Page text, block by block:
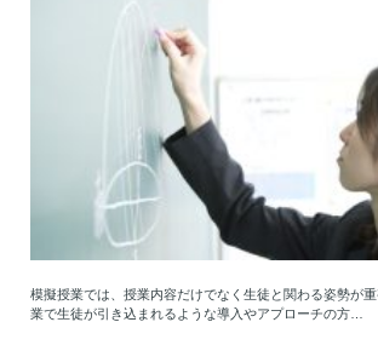
模擬授業では、授業内容だけでなく生徒と関わる姿勢が
業で生徒が引き込まれるような導入やアプローチの方…